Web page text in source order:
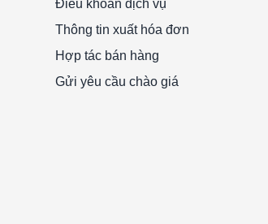
Điều khoản dịch vụ
Thông tin xuất hóa đơn
Hợp tác bán hàng
Gửi yêu cầu chào giá